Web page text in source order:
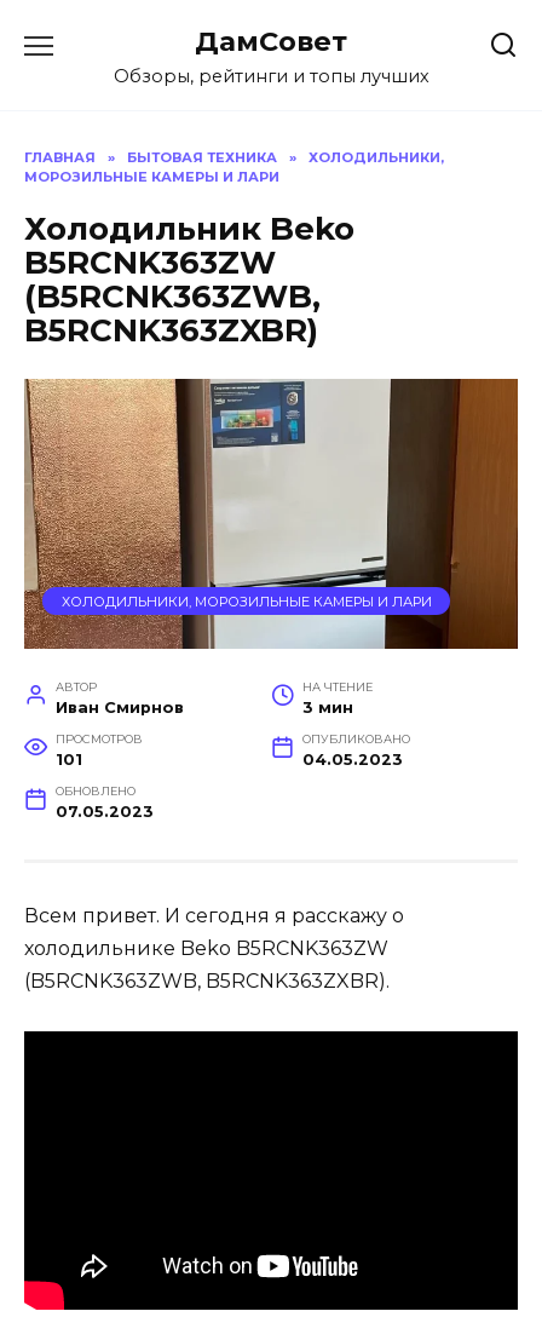
содержанию
ДамСовет
Обзоры, рейтинги и топы лучших
ГЛАВНАЯ » БЫТОВАЯ ТЕХНИКА »
ХОЛОДИЛЬНИКИ,
МОРОЗИЛЬНЫЕ КАМЕРЫ И ЛАРИ
Холодильник Beko
B5RCNK363ZW
(B5RCNK363ZWB,
B5RCNK363ZXBR)
ХОЛОДИЛЬНИКИ, МОРОЗИЛЬНЫЕ КАМЕРЫ И ЛАРИ
АВТОР
Иван Смирнов
НА ЧТЕНИЕ
3 мин
ПРОСМОТРОВ
101
ОПУБЛИКОВАНО
04.05.2023
ОБНОВЛЕНО
07.05.2023
Всем привет. И сегодня я расскажу о
холодильнике Beko B5RCNK363ZW
(B5RCNK363ZWB, B5RCNK363ZXBR).